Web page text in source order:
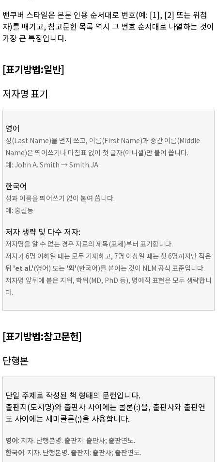
밴쿠버 스타일은 본문 인용 순서대로 번호(예: [1], [2] 또는 위첨
자)를 매기고, 참고문헌 목록 역시 그 번호 순서대로 나열하는 것이
가장 큰 특징입니다.
[표기방법:일반]
저자명 표기
영어
성(Last Name)을 먼저 쓰고, 이름(First Name)과 중간 이름(Middle
Name)은 띄어쓰기나 마침표 없이 첫 글자(이니셜)만 붙여 씁니다.
예: John A. Smith → Smith JA
한국어
성과 이름을 띄어쓰기 없이 붙여 씁니다.
예: 홍길동
저자 생략 및 다수 저자:
저자명을 알 수 없는 경우 자료의 제목(표제)부터 표기합니다.
저자가 6명 이하일 때는 모두 기재하고, 7명 이상일 때는 첫 6명까지만 적은
뒤 'et al.'(영어) 또는 '외'(한국어)를 붙이는 것이 NLM 공식 표준입니다.
저자명 앞뒤에 붙은 지위, 학위(MD, PhD 등), 명예직 표현은 모두 생략합니
다.
[표기방법:참고문헌]
단행본
단일 주제로 작성된 책 형태의 문헌입니다.
출판지(도시명)와 출판사 사이에는 콜론(:)을, 출판사와 출판연
도 사이에는 세미콜론(;)을 사용합니다.
영어: 저자. 단행본명. 출판지: 출판사; 출판연도.
한국어: 저자. 단행본명. 출판지: 출판사; 출판연도.